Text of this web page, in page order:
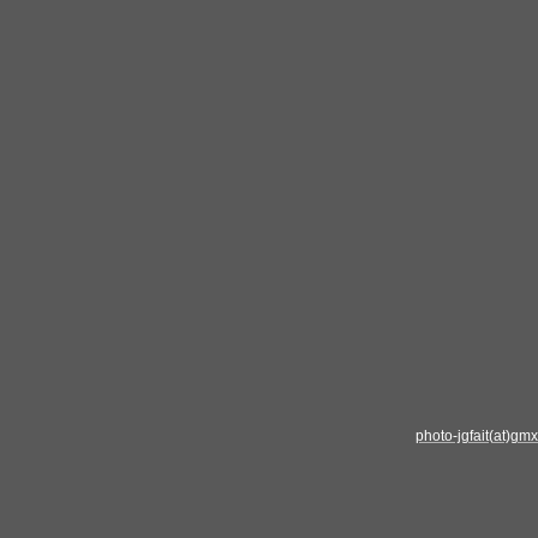
photo-